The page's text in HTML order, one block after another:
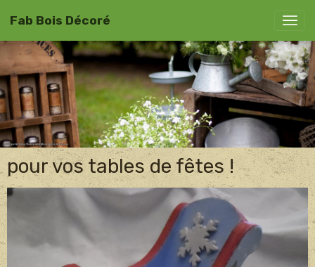
Fab Bois Décoré
pour vos tables de fêtes !